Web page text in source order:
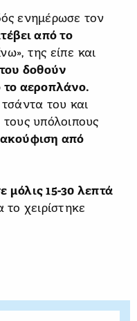
ενημέρωσε τον
από το
της είπε και
δοθούν
το αεροπλάνο.
του και
υπόλοιπους
από
μόλις 15-30 λεπτά
χειρίστηκε